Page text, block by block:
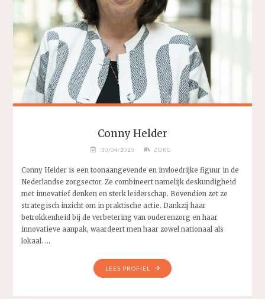
Conny Helder
30/04/2025 ZORG
Conny Helder is een toonaangevende en invloedrijke figuur in de
Nederlandse zorgsector. Ze combineert namelijk deskundigheid
met innovatief denken en sterk leiderschap. Bovendien zet ze
strategisch inzicht om in praktische actie. Dankzij haar
betrokkenheid bij de verbetering van ouderenzorg en haar
innovatieve aanpak, waardeert men haar zowel nationaal als
lokaal. …
LEES PROFIEL
"CONNY
HELDER"